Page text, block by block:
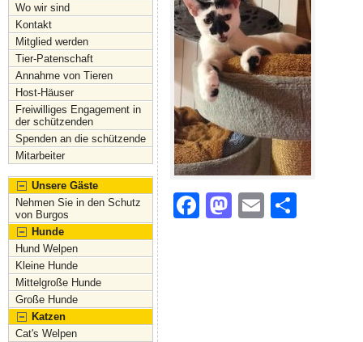
Wo wir sind
Kontakt
Mitglied werden
Tier-Patenschaft
Annahme von Tieren
Host-Häuser
Freiwilliges Engagement in
der schützenden
Spenden an die schützende
Mitarbeiter
Unsere Gäste
Nehmen Sie in den Schutz
von Burgos
Hunde
Hund Welpen
Kleine Hunde
Mittelgroße Hunde
Große Hunde
Katzen
Cat's Welpen
F
M
E